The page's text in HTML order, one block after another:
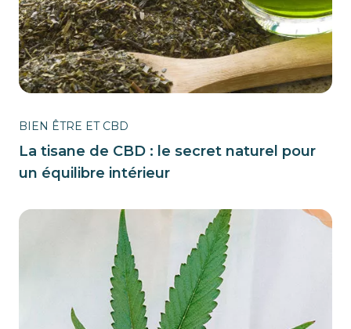
BIEN ÊTRE ET CBD
La tisane de CBD : le secret naturel pour
un équilibre intérieur